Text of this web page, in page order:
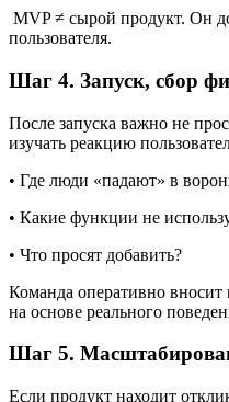
4. Подключение аналитики:
MVP ≠ сырой продукт. Он
Шаг 4. Запуск, сбор
изучать реакцию
• Где люди «падают» в
• Какие функции не
Команда оперативно вносит
на основе реального